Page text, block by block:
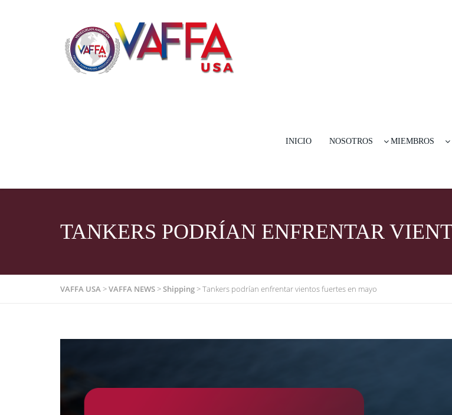
INICIO NOSOTROS MIEMBROS
TANKERS PODRÍAN ENFRENTAR
VAFFA USA>VAFFA NEWS>Shipping>Tankers podrían enfrentar vientos fuertes en mayo